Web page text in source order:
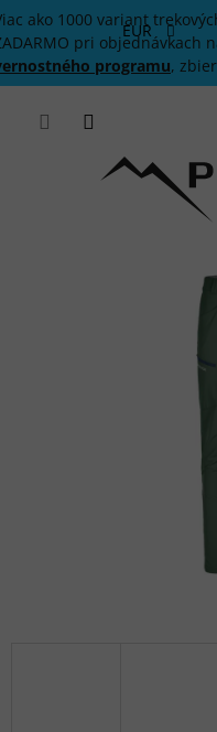
Prejsť
na
obsah
ako 1000 variant
pri objednávkach
programu,
EUR